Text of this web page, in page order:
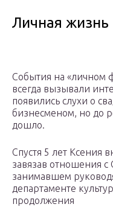
Личная жизнь
События на «личном
всегда вызывали
появились слухи о
бизнесменом, но до
дошло.
Спустя 5 лет Ксения
завязав отношения
занимавшем
департаменте
продолжения